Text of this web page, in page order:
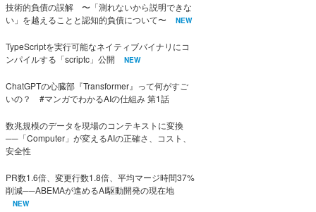
技術的負債の誤解 〜「測れないから説明できな
い」を越えることと認知的負債について〜
NEW
TypeScriptを実行可能なネイティブバイナリにコ
ンパイルする「scriptc」公開
NEW
ChatGPTの心臓部『Transformer』って何がすご
いの？ #マンガでわかるAIの仕組み 第1話
数兆規模のデータを現場のコンテキストに変換
──「Computer」が変えるAIの正確さ、コスト、
安全性
PR数1.6倍、変更行数1.8倍、平均マージ時間37%
削減──ABEMAが進めるAI駆動開発の現在地
NEW